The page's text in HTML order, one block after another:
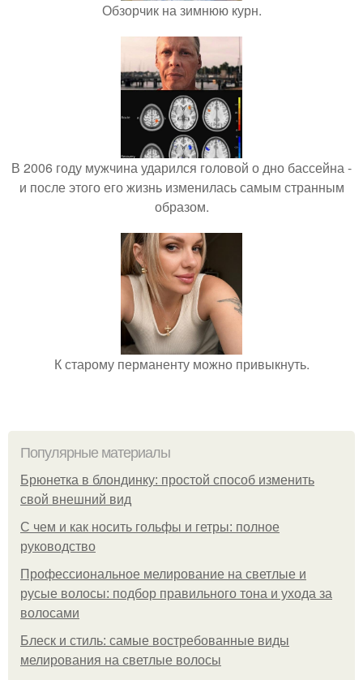
Обзорчик на зимнюю курн.
В 2006 году мужчина ударился головой о дно бассейна -
и после этого его жизнь изменилась самым странным
образом.
К старому перманенту можно привыкнуть.
Популярные материалы
Брюнетка в блондинку: простой способ изменить
свой внешний вид
С чем и как носить гольфы и гетры: полное
руководство
Профессиональное мелирование на светлые и
русые волосы: подбор правильного тона и ухода за
волосами
Блеск и стиль: самые востребованные виды
мелирования на светлые волосы